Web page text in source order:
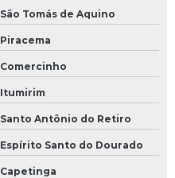
São Tomás de Aquino
Piracema
Comercinho
Itumirim
Santo Antônio do Retiro
Espírito Santo do Dourado
Capetinga